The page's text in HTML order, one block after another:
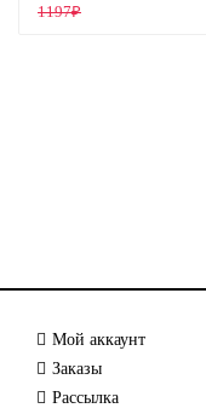
1197₽
Мой аккаунт
Заказы
Рассылка